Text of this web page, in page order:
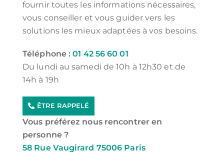
fournir toutes les informations nécessaires,
vous conseiller et vous guider vers les
solutions les mieux adaptées à vos besoins.
Téléphone :01 42 56 60 01
Du lundi au samedi de 10h à 12h30 et de
14h à 19h
ÊTRE RAPPELÉ
Vous préférez nous rencontrer en
personne ?
58 Rue Vaugirard 75006 Paris